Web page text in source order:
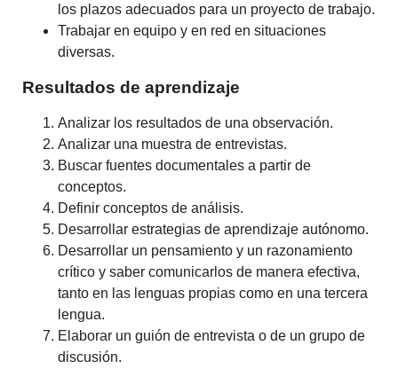
los plazos adecuados para un proyecto de trabajo.
Trabajar en equipo y en red en situaciones
diversas.
Resultados de aprendizaje
Analizar los resultados de una observación.
Analizar una muestra de entrevistas.
Buscar fuentes documentales a partir de
conceptos.
Definir conceptos de análisis.
Desarrollar estrategias de aprendizaje autónomo.
Desarrollar un pensamiento y un razonamiento
crítico y saber comunicarlos de manera efectiva,
tanto en las lenguas propias como en una tercera
lengua.
Elaborar un guión de entrevista o de un grupo de
discusión.